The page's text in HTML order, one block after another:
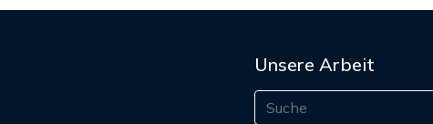
Unsere Arbeit